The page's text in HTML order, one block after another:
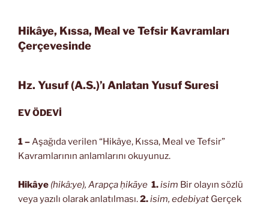
Hikâye, Kıssa, Meal ve Tefsir Kavramları
Çerçevesinde
Hz. Yusuf (A.S.)’ı Anlatan Yusuf Suresi
EV ÖDEVİ
1 –Aşağıda verilen “Hikâye, Kıssa, Meal ve Tefsir”
Kavramlarının anlamlarını okuyunuz.
Hikâye (hikâ:ye), Arapça ḥikāye 1.isim Bir olayın sözlü
veya yazılı olarak anlatılması.2.isim, edebiyat Gerçek